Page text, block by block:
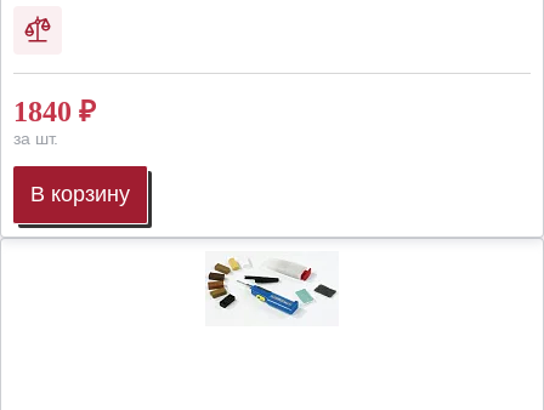
1840 ₽
за шт.
В корзину